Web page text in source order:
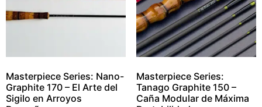
Masterpiece Series: Nano-
Graphite 170 – El Arte del
Sigilo en Arroyos
Masterpiece Series:
Tanago Graphite 150 –
Caña Modular de Máxima